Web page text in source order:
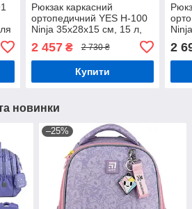
Рюкзак каркасний
ортопедичний YES H-100
Ninja 35х28х15 см, 15 л,
2 457₴ 2 730 ₴
Купити
2
новинки
–25%